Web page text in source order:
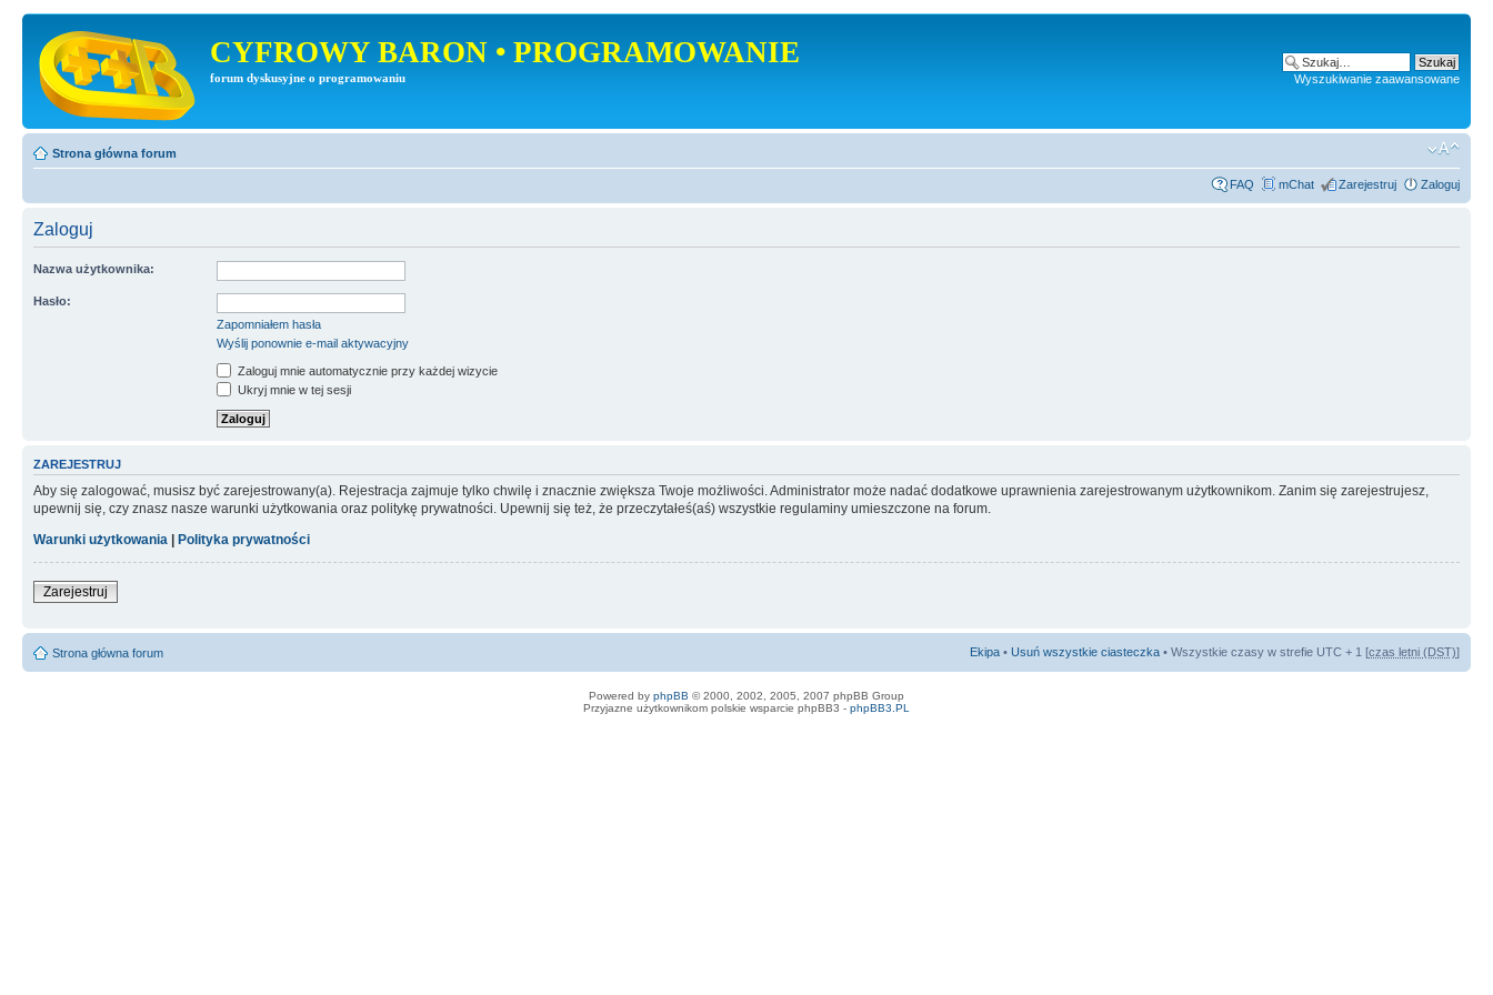
CYFROWY BARON • PROGRAMOWANIE
forum dyskusyjne o programowaniu Wyszukiwanie zaawansowane
Strona główna forum
FAQ mChat Zarejestruj Zaloguj
Zaloguj
Nazwa użytkownika:
Hasło:
Zapomniałem hasła
Wyślij ponownie e-mail aktywacyjny
Zaloguj mnie automatycznie przy każdej wizycie
Ukryj mnie w tej sesji
ZAREJESTRUJ
Aby się zalogować, musisz być zarejestrowany(a). Rejestracja zajmuje tylko chwilę i znacznie zwiększa Twoje możliwości. Administrator może nadać dodatkowe uprawnienia zarejestrowanym użytkownikom. Zanim się zarejestrujesz,
upewnij się, czy znasz nasze warunki użytkowania oraz politykę prywatności. Upewnij się też, że przeczytałeś(aś) wszystkie regulaminy umieszczone na forum.
Warunki użytkowania | Polityka prywatności
Zarejestruj
Strona główna forum Ekipa • Usuń wszystkie ciasteczka • Wszystkie czasy w strefie UTC + 1 [czas letni (DST)]
Powered by phpBB © 2000, 2002, 2005, 2007 phpBB Group
Przyjazne użytkownikom polskie wsparcie phpBB3 - phpBB3.PL